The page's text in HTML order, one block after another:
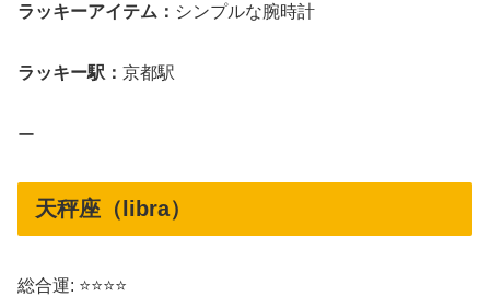
ラッキーアイテム： シンプルな腕時計
ラッキー駅： 京都駅
ー
天秤座（libra）
総合運: ⭐⭐⭐⭐